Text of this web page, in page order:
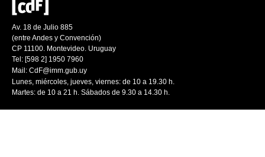
Av. 18 de Julio 885
(entre Andes y Convención)
CP 11100. Montevideo. Uruguay
Tel: [598 2] 1950 7960
Mail: CdF@imm.gub.uy
Lunes, miércoles, jueves, viernes: de 10 a 19.30 h.
Martes: de 10 a 21 h. Sábados de 9.30 a 14.30 h.